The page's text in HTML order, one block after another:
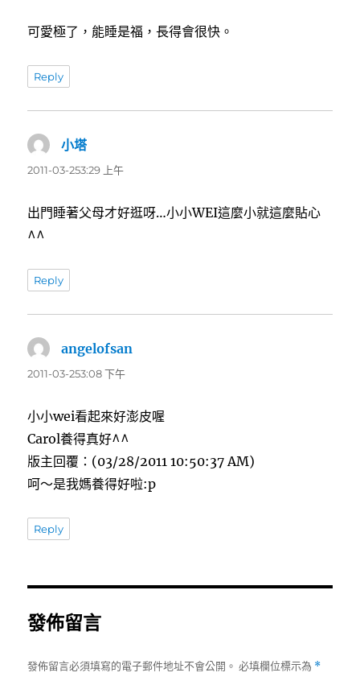
可愛極了，能睡是福，長得會很快。
Reply
小塔
示:
2011-03-253:29 上午
出門睡著父母才好逛呀…小小WEI這麼小就這麼貼心
^^
Reply
angelofsan
2011-03-253:08 下午
小小wei看起來好澎皮喔
Carol養得真好^^
版主回覆：(03/28/2011 10:50:37 AM)
呵～是我媽養得好啦:p
Reply
發佈留言
發佈留言必須填寫的電子郵件地址不會公開。 必填欄位標示為 *